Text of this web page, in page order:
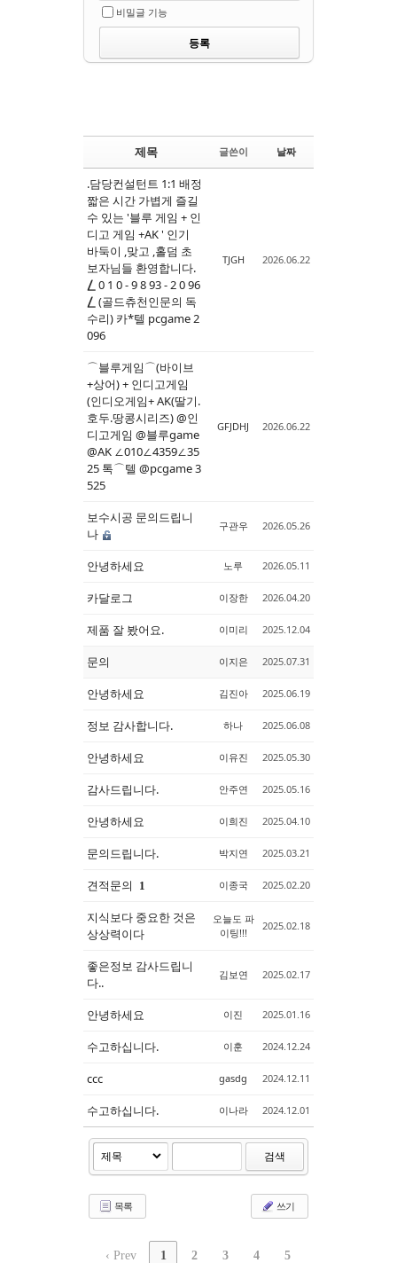
비밀글 기능
제목 글쓴이 날짜
.담당컨설턴트 1:1 배정
짧은 시간 가볍게 즐길
수 있는 '블루 게임 + 인
디고 게임 +AK ' 인기
바둑이 ,맞고 ,홀덤 초
보자님들 환영합니다.
⎳ 0 1 0 - 9 8 93 - 2 0 96
⎳ (골드츄천인문의 독
수리) 카*텔 pcgame 2
096
TJGH 2026.06.22
⌒블루게임⌒(바이브
+상어) + 인디고게임
(인디오게임+ AK(딸기.
호두.땅콩시리즈) @인
디고게임 @블루game
@AK ∠010∠4359∠35
25 톡⌒텔 @pcgame 3
525
GFJDHJ 2026.06.22
보수시공 문의드립니
나
구관우 2026.05.26
안녕하세요 노루 2026.05.11
카달로그 이장한 2026.04.20
제품 잘 봤어요. 이미리 2025.12.04
문의 이지은 2025.07.31
안녕하세요 김진아 2025.06.19
정보 감사합니다. 하나 2025.06.08
안녕하세요 이유진 2025.05.30
감사드립니다. 안주연 2025.05.16
안녕하세요 이희진 2025.04.10
문의드립니다. 박지연 2025.03.21
견적문의 1 이종국 2025.02.20
지식보다 중요한 것은
상상력이다
오늘도 파
이팅!!!
2025.02.18
좋은정보 감사드립니
다..
김보연 2025.02.17
안녕하세요 이진 2025.01.16
수고하십니다. 이훈 2024.12.24
ccc gasdg 2024.12.11
수고하십니다. 이나라 2024.12.01
검색
목록 쓰기
‹ Prev 1 2 3 4 5